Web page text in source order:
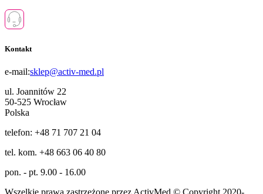
Kontakt
e-mail:sklep@activ-med.pl
ul. Joannitów 22
50-525 Wrocław
Polska
telefon: +48 71 707 21 04
tel. kom. +48 663 06 40 80
pon. - pt. 9.00 - 16.00